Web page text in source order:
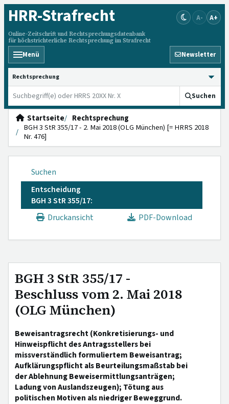
HRR-Strafrecht
Online-Zeitschrift und Rechtsprechungsdatenbank
für höchstrichterliche Rechtsprechung im Strafrecht
A- A+
Menü Newsletter
HRRS durchsuchen
Suchen
Startseite
Rechtsprechung
BGH 3 StR 355/17 - 2. Mai 2018 (OLG München) [= HRRS 2018
Nr. 476]
Suchen
Entscheidung
BGH 3 StR 355/17:
Druckansicht
PDF-Download
BGH 3 StR 355/17 -
Beschluss vom 2. Mai 2018
(OLG München)
Beweisantragsrecht (Konkretisierungs- und
Hinweispflicht des Antragsstellers bei
missverständlich formuliertem Beweisantrag;
Aufklärungspflicht als Beurteilungsmaßstab bei
der Ablehnung Beweisermittlungsanträgen;
Ladung von Auslandszeugen); Tötung aus
politischen Motiven als niedriger Beweggrund.